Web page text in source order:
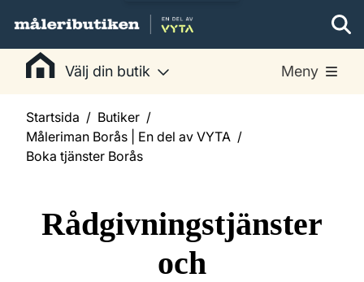
Välj din butik Meny
Startsida
Butiker
Måleriman Borås | En del av VYTA
Boka tjänster Borås
Rådgivningstjänster
och